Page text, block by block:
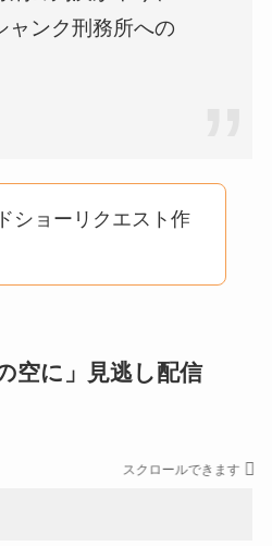
ャンク刑務所への
ショーリクエスト作
空に」見逃し配信
スクロールできます